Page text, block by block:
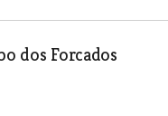
dos Forcados